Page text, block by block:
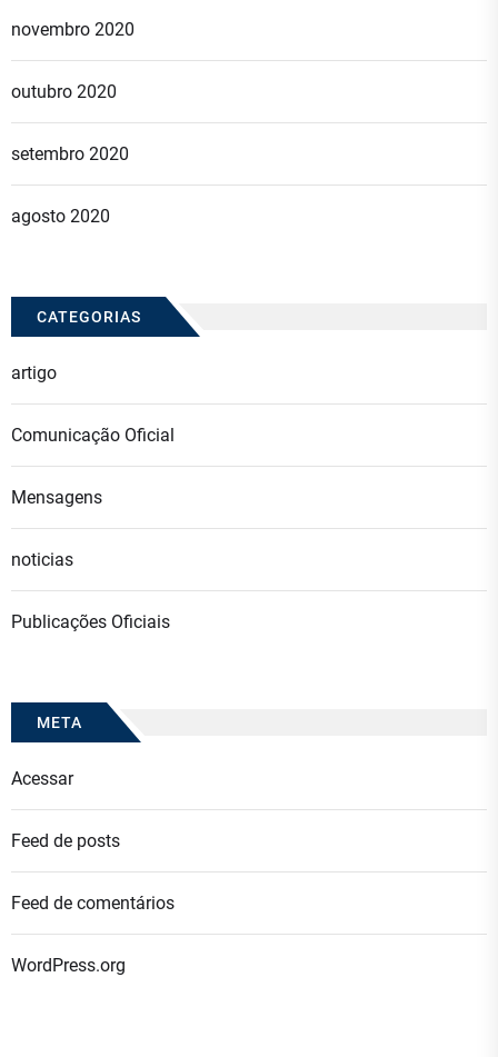
novembro 2020
outubro 2020
setembro 2020
agosto 2020
CATEGORIAS
artigo
Comunicação Oficial
Mensagens
noticias
Publicações Oficiais
META
Acessar
Feed de posts
Feed de comentários
WordPress.org